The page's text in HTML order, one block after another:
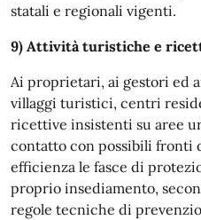
statali e regionali vigenti.
9) Attività turistiche e
Ai proprietari, ai gestori ed
villaggi turistici, centri
ricettive insistenti su aree
contatto con possibili fronti
efficienza le fasce di
proprio insediamento,
regole tecniche di